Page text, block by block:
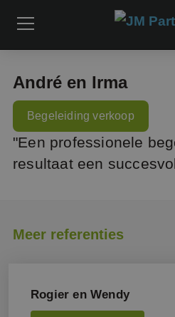
André en Irma
Begeleiding verkoop
"Een professionele
resultaat een
Meer referenties
Rogier en Wendy